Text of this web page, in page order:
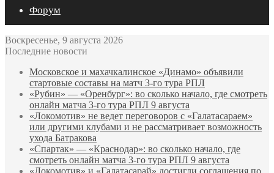
Форум
Воскресенье, 9 августа 2026
Последние новости
Московское и махачкалинское «Динамо» объявили
стартовые составы на матч 3‑го тура РПЛ
«Рубин» — «Оренбург»: во сколько начало, где смотреть
онлайн матча 3‑го тура РПЛ 9 августа
«Локомотив» не ведет переговоров с «Галатасараем»
или другими клубами и не рассматривает возможность
ухода Батракова
«Спартак» — «Краснодар»: во сколько начало, где
смотреть онлайн матча 3‑го тура РПЛ 9 августа
«Локомотив» и «Галатасарай» достигли соглашения по